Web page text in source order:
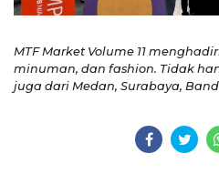
MTF Market Volume 11
minuman, dan fashion. Tidak
juga dari Medan, Surabaya,